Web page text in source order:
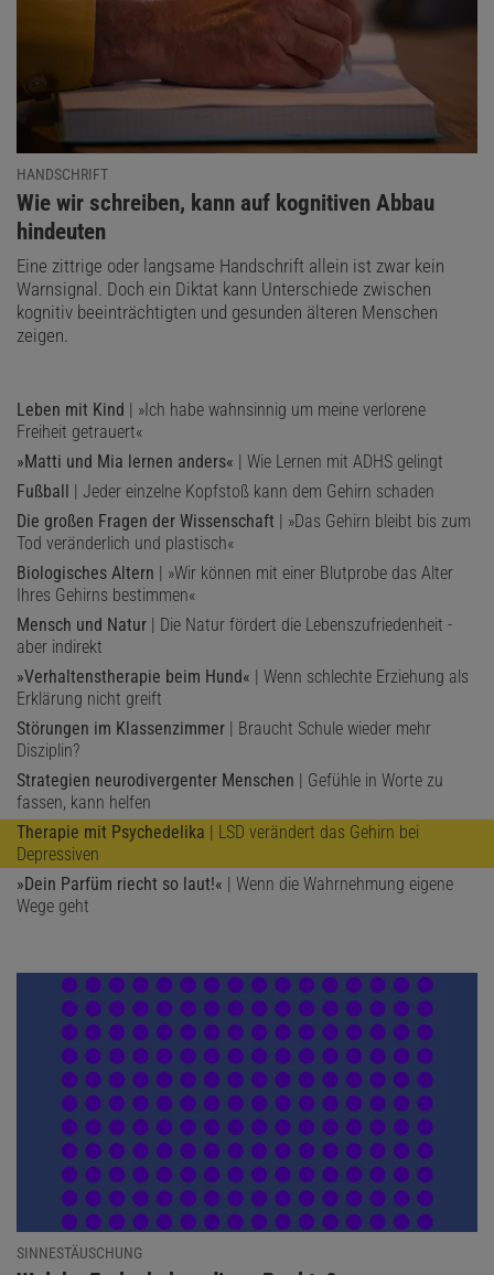
HANDSCHRIFT
:
Wie wir schreiben, kann auf kognitiven Abbau
hindeuten
Eine zittrige oder langsame Handschrift allein ist zwar kein
Warnsignal. Doch ein Diktat kann Unterschiede zwischen
kognitiv beeinträchtigten und gesunden älteren Menschen
zeigen.
Leben mit Kind | »Ich habe wahnsinnig um meine verlorene
Freiheit getrauert«
»Matti und Mia lernen anders« | Wie Lernen mit ADHS gelingt
Fußball | Jeder einzelne Kopfstoß kann dem Gehirn schaden
Die großen Fragen der Wissenschaft | »Das Gehirn bleibt bis zum
Tod veränderlich und plastisch«
Biologisches Altern | »Wir können mit einer Blutprobe das Alter
Ihres Gehirns bestimmen«
Mensch und Natur | Die Natur fördert die Lebenszufriedenheit -
aber indirekt
»Verhaltenstherapie beim Hund« | Wenn schlechte Erziehung als
Erklärung nicht greift
Störungen im Klassenzimmer | Braucht Schule wieder mehr
Disziplin?
Strategien neurodivergenter Menschen | Gefühle in Worte zu
fassen, kann helfen
Therapie mit Psychedelika | LSD verändert das Gehirn bei
Depressiven
»Dein Parfüm riecht so laut!« | Wenn die Wahrnehmung eigene
Wege geht
SINNESTÄUSCHUNG